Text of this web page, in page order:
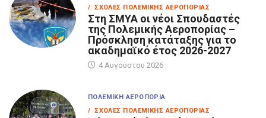
/ ΣΧΟΛΈΣ ΠΟΛΕΜΙΚΉΣ ΑΕΡΟΠΟΡΊΑΣ
Στη ΣΜΥΑ οι νέοι Σπουδαστές
της Πολεμικής Αεροπορίας –
Πρόσκληση κατάταξης για το
ακαδημαϊκό έτος 2026-2027
4 Αυγούστου 2026
ΠΟΛΕΜΙΚΉ ΑΕΡΟΠΟΡΊΑ
/ ΣΧΟΛΈΣ ΠΟΛΕΜΙΚΉΣ ΑΕΡΟΠΟΡΊΑΣ